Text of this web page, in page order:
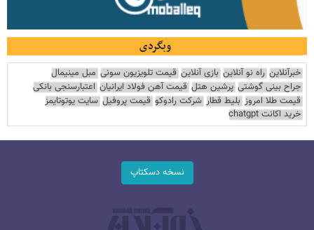
وبگردی
خبرآنلاین راه نو آنلاین بازی آنلاین قیمت تلویزیون سونی مبل مینیمال
جراح بینی گوشتی پرشین هتل قیمت آهن فولاد ایرانیان اعتبارسنجی بانکی
قیمت طلا امروز بلیط قطار شرکت رادوکو قیمت پروفیل سایت یوتوتایمز
خرید اکانت chatgpt
نسخه دسکتاپ